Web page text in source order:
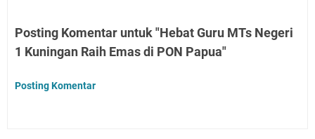
Posting Komentar untuk "Hebat Guru MTs Negeri
1 Kuningan Raih Emas di PON Papua"
Posting Komentar